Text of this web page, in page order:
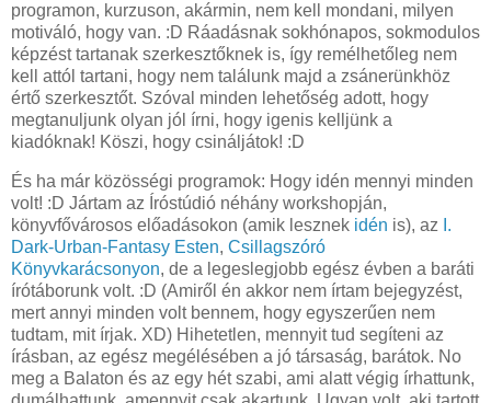
programon, kurzuson, akármin, nem kell mondani, milyen
motiváló, hogy van. :D Ráadásnak sokhónapos, sokmodulos
képzést tartanak szerkesztőknek is, így remélhetőleg nem
kell attól tartani, hogy nem találunk majd a zsánerünkhöz
értő szerkesztőt. Szóval minden lehetőség adott, hogy
megtanuljunk olyan jól írni, hogy igenis kelljünk a
kiadóknak! Köszi, hogy csináljátok! :D
És ha már közösségi programok: Hogy idén mennyi minden
volt! :D Jártam az Íróstúdió néhány workshopján,
könyvfővárosos előadásokon (amik lesznek idén is), az I.
Dark-Urban-Fantasy Esten, Csillagszóró
Könyvkarácsonyon, de a legeslegjobb egész évben a baráti
írótáborunk volt. :D (Amiről én akkor nem írtam bejegyzést,
mert annyi minden volt bennem, hogy egyszerűen nem
tudtam, mit írjak. XD) Hihetetlen, mennyit tud segíteni az
írásban, az egész megélésében a jó társaság, barátok. No
meg a Balaton és az egy hét szabi, ami alatt végig írhattunk,